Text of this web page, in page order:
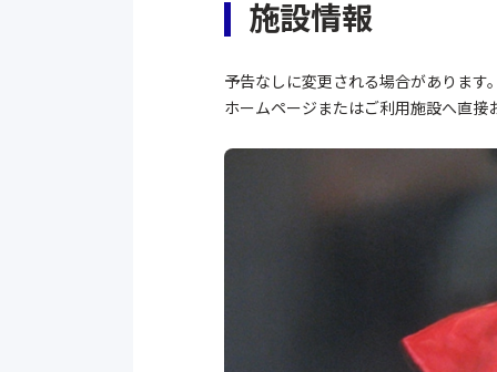
施設情報
予告なしに変更される場合があります
ホームページまたはご利用施設へ直接